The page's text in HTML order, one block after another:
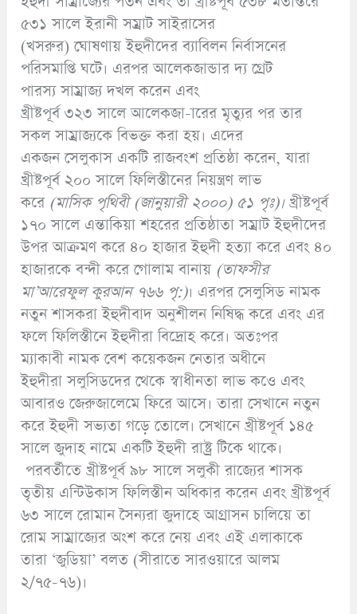
৫৩১ সালে ইরানী সম্রাট সাইরাসের
(খসরুর) ঘোষণায় ইহুদীদের ব্যাবিলন নির্বাসনের
পরিসমাপ্তি ঘটে। এরপর আলেকজান্ডার দ্য গ্রেট
পারস্য সাম্রাজ্য দখল করেন এবং
খ্রীষ্টপূর্ব ৩২৩ সালে আলেকজা-ারের মৃত্যুর পর তার
সকল সাম্রাজ্যকে বিভক্ত করা হয়। এদের
একজন সেলুকাস একটি রাজবংশ প্রতিষ্ঠা করেন, যারা
খ্রীষ্টপূর্ব ২০০ সালে ফিলিস্তীনের নিয়ন্ত্রণ লাভ
করে(মাসিক পৃথিবী (জানুয়ারী ২০০০) ৫১ পৃঃ)।খ্রীষ্টপূর্ব
১৭০ সালে এন্তাকিয়া শহরের প্রতিষ্ঠাতা সম্রাট ইহুদীদের
উপর আক্রমণ করে ৪০ হাজার ইহুদী হত্যা করে এবং ৪০
হাজারকে বন্দী করে গোলাম বানায় (তাফসীর
মা’আরেফুল কুরআন ৭৬৬ পৃ:)। এরপর সেলুসিড নামক
নতুন শাসকরা ইহুদীবাদ অনুশীলন নিষিদ্ধ করে এবং এর
ফলে ফিলিস্তীনে ইহুদীরা বিদ্রোহ করে। অতঃপর
ম্যাকাবী নামক বেশ কয়েকজন নেতার অধীনে
ইহুদীরা সলুসিডদের থেকে স্বাধীনতা লাভ কওে এবং
আবারও জেরুজালেমে ফিরে আসে। তারা সেখানে নতুন
করে ইহুদী সভ্যতা গড়ে তোলে। সেখানে খ্রীষ্টপূর্ব ১৪৫
সালে জুদাহ নামে একটি ইহুদী রাষ্ট্র টিকে থাকে।
পরবর্তীতে খ্রীষ্টপূর্ব ৯৮ সালে সলুকী রাজ্যের শাসক
তৃতীয় এন্টিউকাস ফিলিস্তীন অধিকার করেন এবং খ্রীষ্টপূর্ব
৬৩ সালে রোমান সৈন্যরা জুদাহে আগ্রাসন চালিয়ে তা
রোম সাম্রাজ্যের অংশ করে নেয় এবং এই এলাকাকে
তারা ‘জুডিয়া’ বলত (সীরাতে সারওয়ারে আলম
২/৭৫-৭৬)।